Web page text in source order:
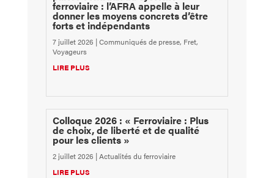
ferroviaire : l’AFRA appelle à leur
donner les moyens concrets d’être
forts et indépendants
7 juillet 2026 |Communiqués de presse, Fret,
Voyageurs
LIRE PLUS
Colloque 2026 : « Ferroviaire : Plus
de choix, de liberté et de qualité
pour les clients »
2 juillet 2026 |Actualités du ferroviaire
LIRE PLUS